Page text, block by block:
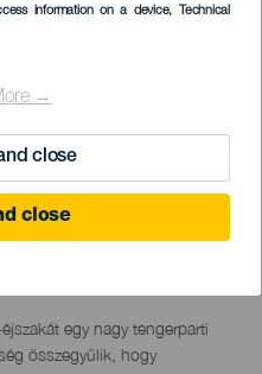
information on a device, Technical
→
close
close
egy nagy tengerparti
összegyűlik, hogy